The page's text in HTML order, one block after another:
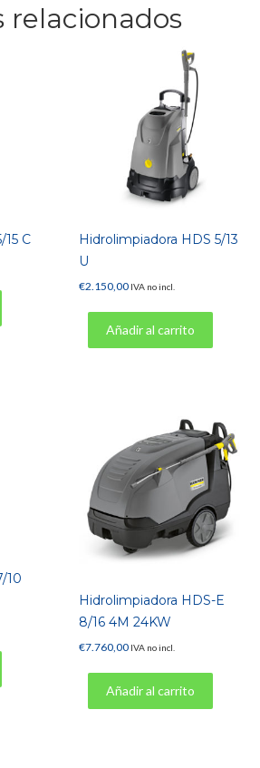
relacionados
C
Hidrolimpiadora HDS 5/13
U
€2.150,00 IVA no incl.
Añadir al carrito
10
Hidrolimpiadora HDS-E
8/16 4M 24KW
€7.760,00 IVA no incl.
Añadir al carrito